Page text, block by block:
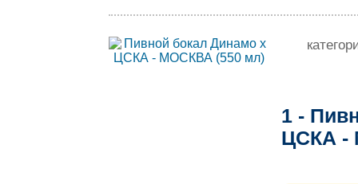
1 -
ЦСКА -